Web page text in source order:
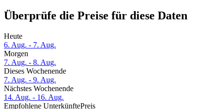
Überprüfe die Preise für diese Daten
Heute
6. Aug. - 7. Aug.
Morgen
7. Aug. - 8. Aug.
Dieses Wochenende
7. Aug. - 9. Aug.
Nächstes Wochenende
14. Aug. - 16. Aug.
Empfohlene UnterkünftePreis